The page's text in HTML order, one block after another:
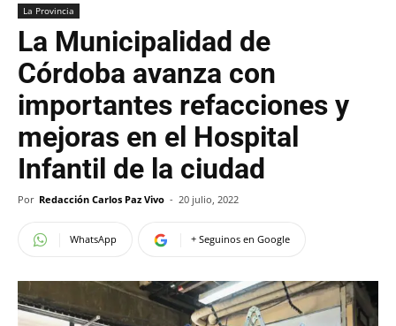
La Provincia
La Municipalidad de
Córdoba avanza con
importantes refacciones y
mejoras en el Hospital
Infantil de la ciudad
Por Redacción Carlos Paz Vivo - 20 julio, 2022
WhatsApp + Seguinos en Google